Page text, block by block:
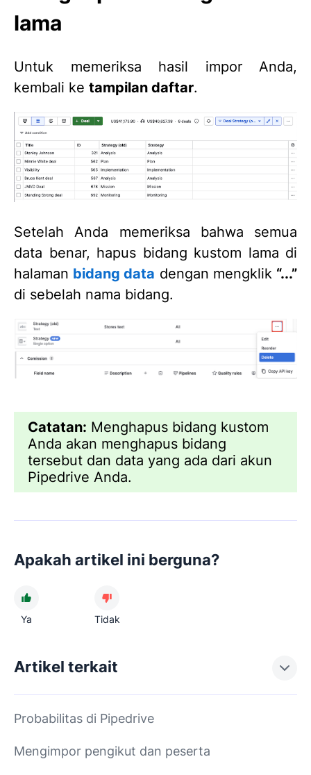
lama
Untuk memeriksa hasil impor Anda,
kembali ke tampilan daftar.
Setelah Anda memeriksa bahwa semua
data benar, hapus bidang kustom lama di
halaman bidang data dengan mengklik “...”
di sebelah nama bidang.
Catatan: Menghapus bidang kustom
Anda akan menghapus bidang
tersebut dan data yang ada dari akun
Pipedrive Anda.
Apakah artikel ini berguna?
Ya Tidak
Artikel terkait
Probabilitas di Pipedrive
Mengimpor pengikut dan peserta